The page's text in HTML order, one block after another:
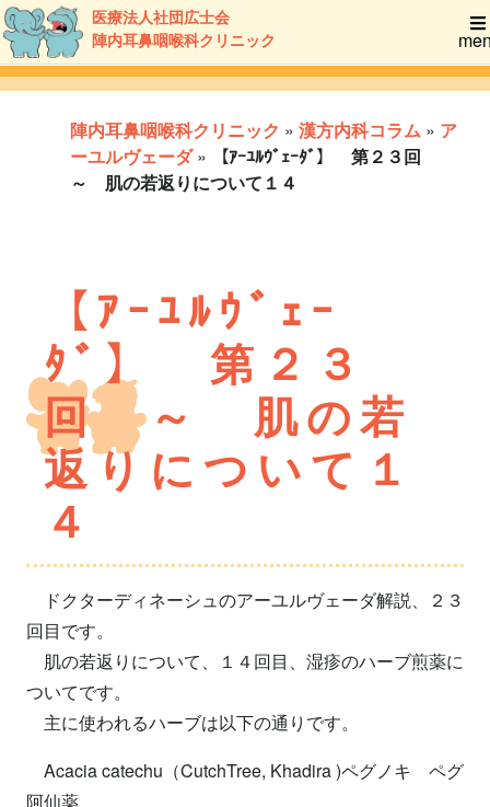
医療法人社団広士会
陣内耳鼻咽喉科クリニック
陣内耳鼻咽喉科クリニック » 漢方内科コラム » ア
ーユルヴェーダ»
【ｱｰﾕﾙｳﾞｪｰﾀﾞ】 第２３回
～ 肌の若返りについて１４
【ｱｰﾕﾙｳﾞｪｰ
ﾀﾞ】 第２３
回 ～ 肌の若
返りについて１
４
ドクターディネーシュのアーユルヴェーダ解説、２３
回目です。
肌の若返りについて、１４回目、湿疹のハーブ煎薬に
ついてです。
主に使われるハーブは以下の通りです。
Acacia catechu（CutchTree, Khadira )ペグノキ ペグ
阿仙薬